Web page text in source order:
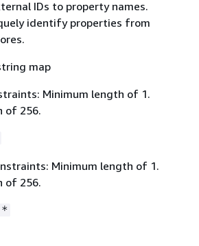
IDs to property names.
identify properties from
map
Minimum length of 1.
of 256.
Minimum length of 1.
of 256.